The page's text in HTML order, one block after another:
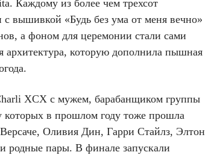
Каждому из более чем трехсот
вышивкой «Будь без ума от меня вечно»
а фоном для церемонии стали сами
архитектура, которую дополнила пышная
XCX с мужем, барабанщиком группы
в прошлом году тоже прошла
Оливия Дин, Гарри Стайлз, Элтон
пары. В финале запускали